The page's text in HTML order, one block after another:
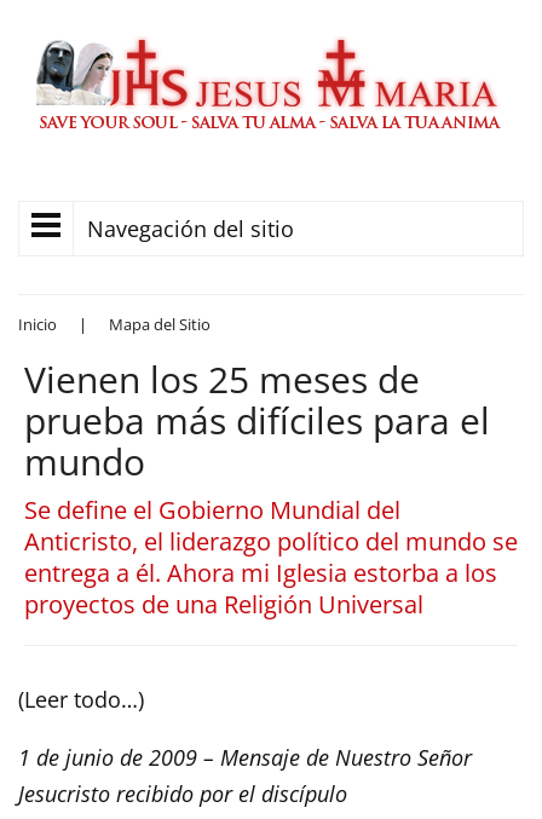
Navegación del sitio
Inicio | Mapa del Sitio
Vienen los 25 meses de
prueba más difíciles para el
mundo
Se define el Gobierno Mundial del
Anticristo, el liderazgo político del mundo se
entrega a él. Ahora mi Iglesia estorba a los
proyectos de una Religión Universal
(Leer todo…)
1 de junio de 2009 – Mensaje de Nuestro Señor
Jesucristo recibido por el discípulo